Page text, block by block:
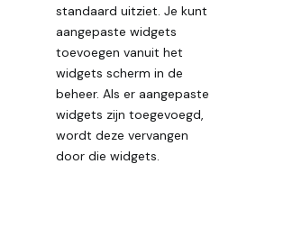
standaard uitziet. Je kunt
aangepaste widgets
toevoegen vanuit het
widgets scherm in de
beheer. Als er aangepaste
widgets zijn toegevoegd,
wordt deze vervangen
door die widgets.